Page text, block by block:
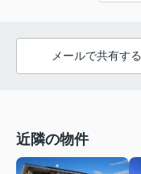
メールで共有する
近隣の物件